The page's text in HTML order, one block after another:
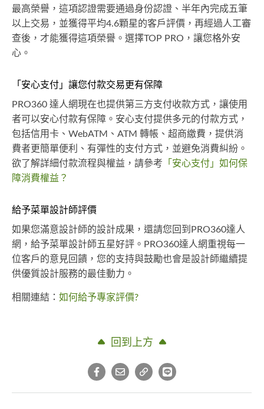
最高榮譽，這項認證需要通過身份認證、半年內完成五筆
以上交易，並獲得平均4.6顆星的客戶評價，再經過人工審
查後，才能獲得這項榮譽。選擇TOP PRO，讓您格外安
心。
「安心支付」讓您付款交易更有保障
PRO360 達人網現在也提供第三方支付收款方式，讓使用
者可以安心付款有保障。安心支付提供多元的付款方式，
包括信用卡、WebATM、ATM 轉帳、超商繳費，提供消
費者更簡單便利、有彈性的支付方式，並避免消費糾紛。
欲了解詳細付款流程與權益，請參考 「安心支付」如何保
障消費權益？
給予菜單設計師評價
如果您滿意設計師的設計成果，還請您回到PRO360達人
網，給予菜單設計師五星好評。PRO360達人網重視每一
位客戶的意見回饋，您的支持與鼓勵也會是設計師繼續提
供優質設計服務的最佳動力。
相關連結： 如何給予專家評價?
回到上方